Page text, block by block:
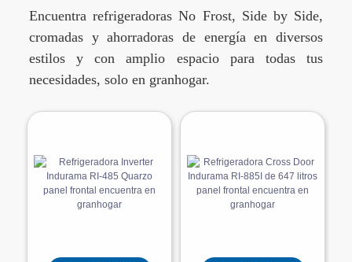
Encuentra refrigeradoras No Frost, Side by Side,
cromadas y ahorradoras de energía en diversos
estilos y con amplio espacio para todas tus
necesidades, solo en granhogar.